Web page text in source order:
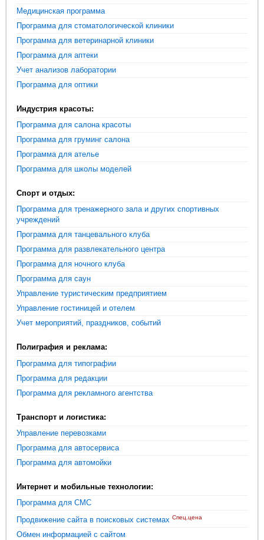
Медицинская программа
Программа для стоматологической клиники
Программа для ветеринарной клиники
Программа для аптеки
Учет анализов лаборатории
Программа для оптики
Индустрия красоты:
Программа для салона красоты
Программа для груминг салона
Программа для ателье
Программа для школы моделей
Спорт и отдых:
Программа для тренажерного зала и других спортивных
учреждений
Программа для танцевального клуба
Программа для развлекательного центра
Программа для ночного клуба
Программа для саун
Управление туристическим предприятием
Управление гостиницей и отелем
Учет мероприятий, праздников, событий
Полиграфия и реклама:
Программа для типографии
Программа для редакции
Программа для рекламного агентства
Транспорт и логистика:
Управление перевозками
Программа для автосервиса
Программа для автомойки
Интернет и мобильные технологии:
Программа для СМС
Продвижение сайта в поисковых системах Спец.цена
Обмен информацией с сайтом